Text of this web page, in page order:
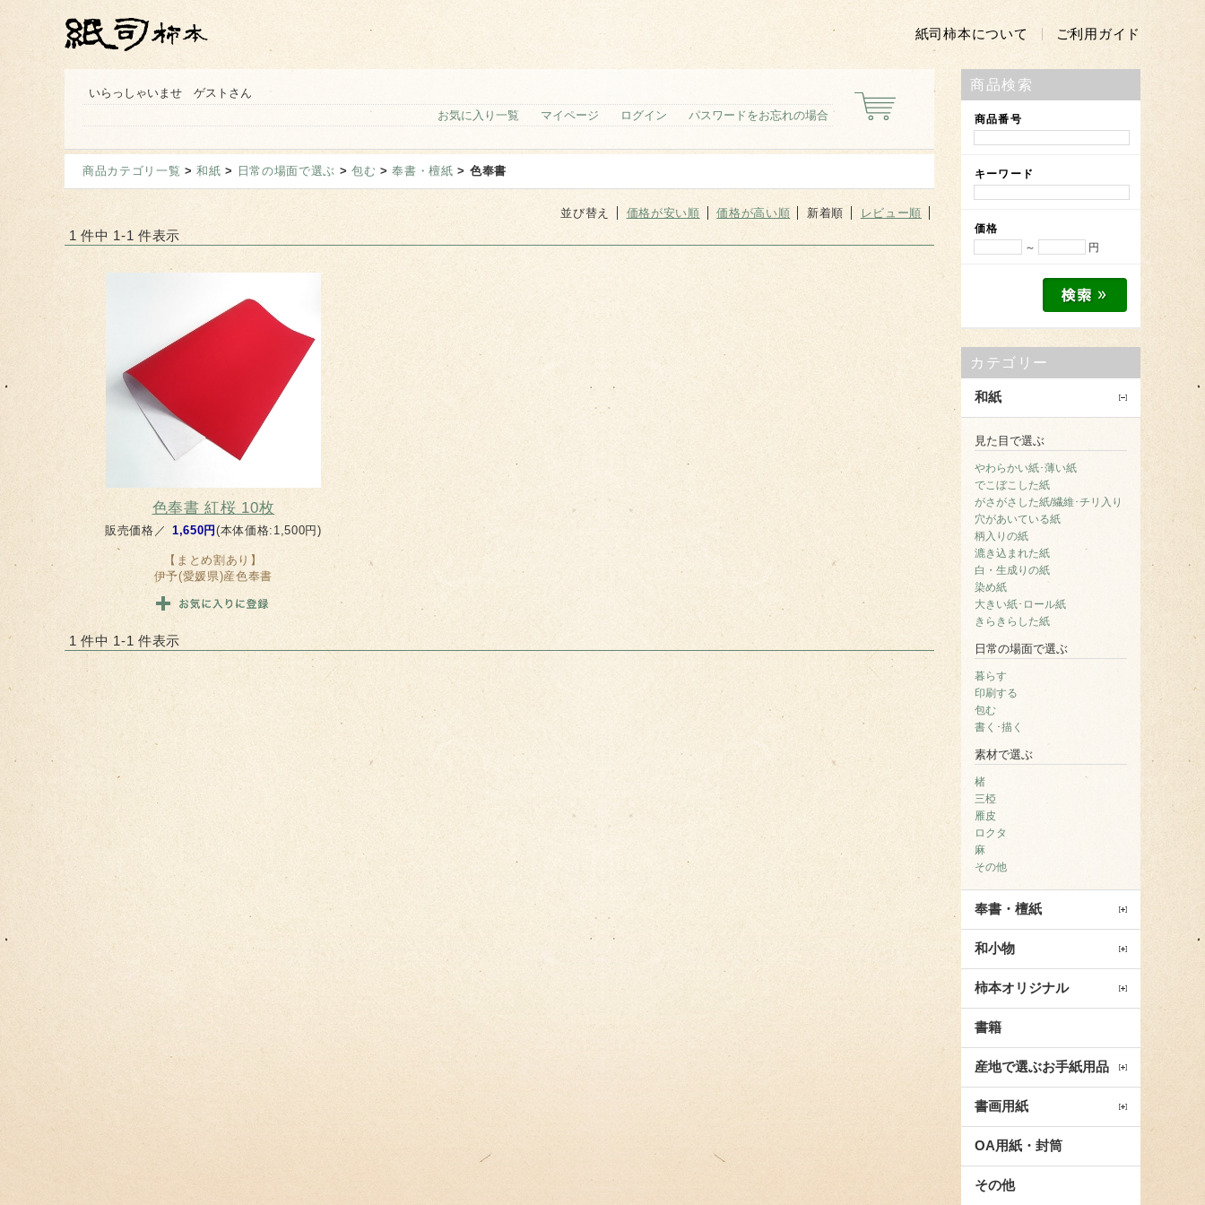
ご利用ガイド
紙司柿本について
いらっしゃいませ ゲストさん
お気に入り一覧
マイページ ログイン パスワードをお忘れの場合
商品カテゴリ一覧 >和紙 > 日常の場面で選ぶ >包む >奉書・檀紙 > 色奉書
並び替え 価格が安い順 価格が高い順 新着順 レビュー順
1 件中 1-1 件表示
色奉書 紅桜 10枚
販売価格／ 1,650円(本体価格:1,500円)
【まとめ割あり】
伊予(愛媛県)産色奉書
1 件中 1-1 件表示
商品検索
商品番号
キーワード
価格
～
円
カテゴリー
和紙
見た目で選ぶ
やわらかい紙･薄い紙
でこぼこした紙
がさがさした紙/繊維･チリ入り
穴があいている紙
柄入りの紙
漉き込まれた紙
白・生成りの紙
染め紙
大きい紙･ロール紙
きらきらした紙
日常の場面で選ぶ
暮らす
印刷する
包む
書く･描く
素材で選ぶ
楮
三椏
雁皮
ロクタ
麻
その他
奉書・檀紙
和小物
柿本オリジナル
書籍
産地で選ぶお手紙用品
書画用紙
OA用紙・封筒
その他